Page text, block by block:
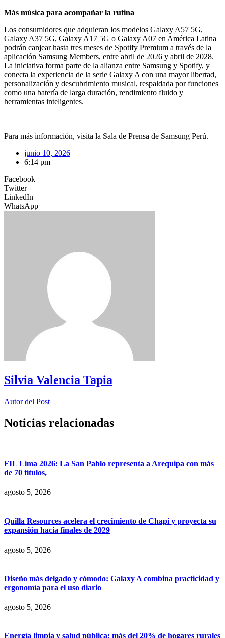
Más música para acompañar la rutina
Los consumidores que adquieran los modelos Galaxy A57 5G,
Galaxy A37 5G, Galaxy A17 5G o Galaxy A07 en América Latina
podrán canjear hasta tres meses de Spotify Premium a través de la
aplicación Samsung Members, entre abril de 2026 y abril de 2028.
La iniciativa forma parte de la alianza entre Samsung y Spotify, y
conecta la experiencia de la serie Galaxy A con una mayor libertad,
personalización y descubrimiento musical, respaldada por funciones
como una batería de larga duración, rendimiento fluido y
herramientas inteligentes.
Para más información, visita la Sala de Prensa de Samsung Perú.
junio 10, 2026
6:14 pm
Facebook
Twitter
LinkedIn
WhatsApp
Silvia Valencia Tapia
Autor del Post
Noticias relacionadas
FIL Lima 2026: La San Pablo representa a Arequipa con más
de 70 títulos,
agosto 5, 2026
Quilla Resources acelera el crecimiento de Chapi y proyecta su
expansión hacia finales de 2029
agosto 5, 2026
Diseño más delgado y cómodo: Galaxy A combina practicidad y
ergonomía para el uso diario
agosto 5, 2026
Energía limpia y salud pública: más del 20% de hogares rurales